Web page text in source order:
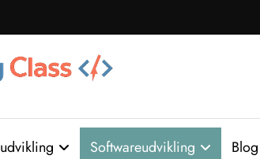
Softwareudvikling Blog